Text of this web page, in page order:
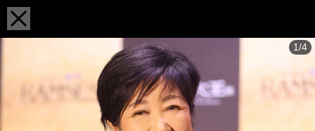
1/4